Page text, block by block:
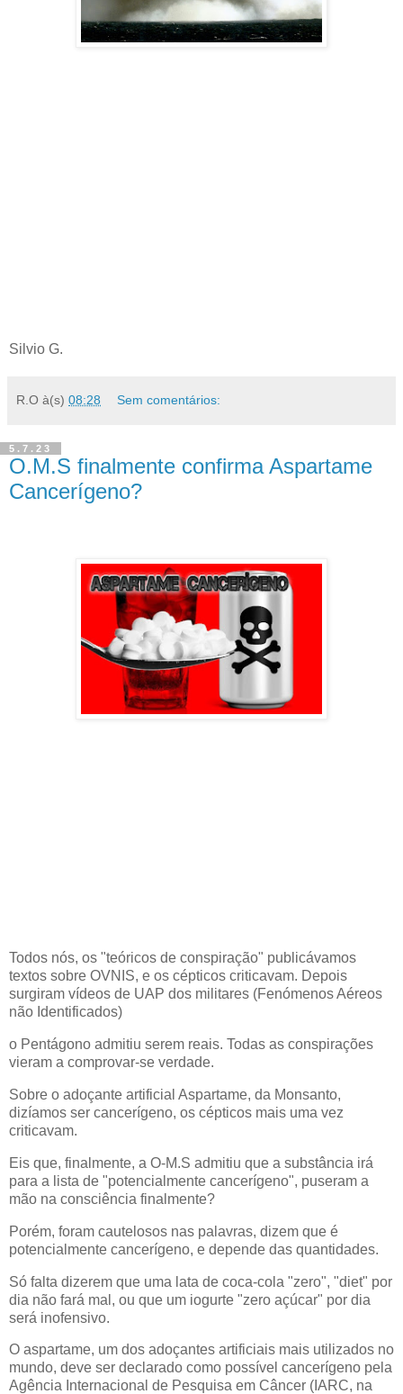
Silvio G.
R.O à(s) 08:28 Sem comentários:
5.7.23
O.M.S finalmente confirma Aspartame
Cancerígeno?
Todos nós, os "teóricos de conspiração" publicávamos
textos sobre OVNIS, e os cépticos criticavam. Depois
surgiram vídeos de UAP dos militares (Fenómenos Aéreos
não Identificados)
o Pentágono admitiu serem reais. Todas as conspirações
vieram a comprovar-se verdade.
Sobre o adoçante artificial Aspartame, da Monsanto,
dizíamos ser cancerígeno, os cépticos mais uma vez
criticavam.
Eis que, finalmente, a O-M.S admitiu que a substância irá
para a lista de "potencialmente cancerígeno", puseram a
mão na consciência finalmente?
Porém, foram cautelosos nas palavras, dizem que é
potencialmente cancerígeno, e depende das quantidades.
Só falta dizerem que uma lata de coca-cola "zero", "diet" por
dia não fará mal, ou que um iogurte "zero açúcar" por dia
será inofensivo.
O aspartame, um dos adoçantes artificiais mais utilizados no
mundo, deve ser declarado como possível cancerígeno pela
Agência Internacional de Pesquisa em Câncer (IARC, na